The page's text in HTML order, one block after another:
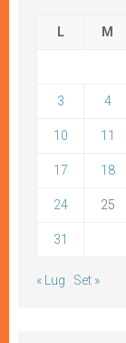
L M
3 4
10 11
17 18
24 25
31
« Lug Set »